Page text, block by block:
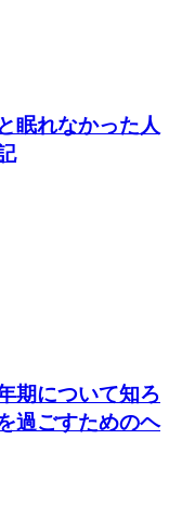
眠れなかった人
期について知ろ
過ごすためのヘ